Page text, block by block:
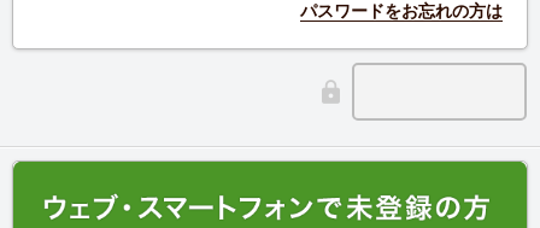
パスワードをお忘れの方は